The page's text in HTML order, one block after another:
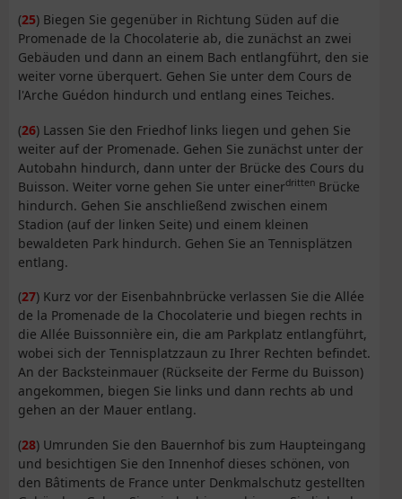
(25) Biegen Sie gegenüber in Richtung Süden auf die
Promenade de la Chocolaterie ab, die zunächst an zwei
Gebäuden und dann an einem Bach entlangführt, den sie
weiter vorne überquert. Gehen Sie unter dem Cours de
l'Arche Guédon hindurch und entlang eines Teiches.
(26) Lassen Sie den Friedhof links liegen und gehen Sie
weiter auf der Promenade. Gehen Sie zunächst unter der
Autobahn hindurch, dann unter der Brücke des Cours du
Buisson. Weiter vorne gehen Sie unter einerdritten Brücke
hindurch. Gehen Sie anschließend zwischen einem
Stadion (auf der linken Seite) und einem kleinen
bewaldeten Park hindurch. Gehen Sie an Tennisplätzen
entlang.
(27) Kurz vor der Eisenbahnbrücke verlassen Sie die Allée
de la Promenade de la Chocolaterie und biegen rechts in
die Allée Buissonnière ein, die am Parkplatz entlangführt,
wobei sich der Tennisplatzzaun zu Ihrer Rechten befindet.
An der Backsteinmauer (Rückseite der Ferme du Buisson)
angekommen, biegen Sie links und dann rechts ab und
gehen an der Mauer entlang.
(28) Umrunden Sie den Bauernhof bis zum Haupteingang
und besichtigen Sie den Innenhof dieses schönen, von
den Bâtiments de France unter Denkmalschutz gestellten